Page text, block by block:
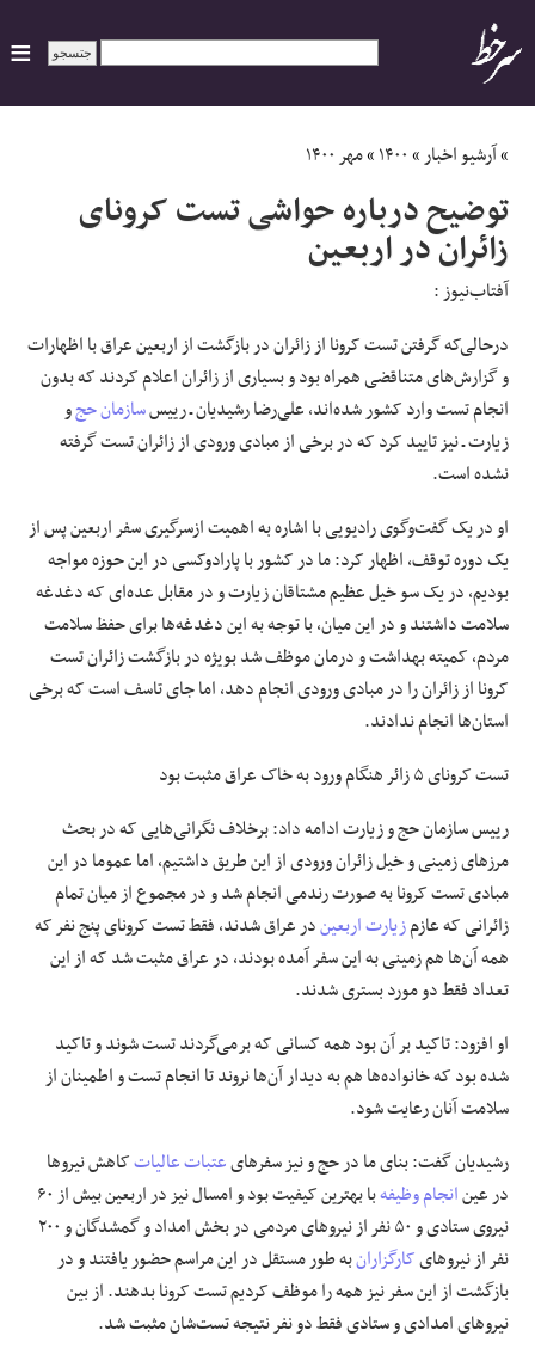
ایران
سیاسی
اقتصاد
ورزشی
جهان
اجتماعی
حوادث
علوم و فن آوری
فرهنگی و هنری
مقالات
»آرشیو اخبار»۱۴۰۰»مهر ۱۴۰۰
توضیح درباره حواشی تست کرونای
زائران در اربعین
آفتاب‌‌نیوز :
درحالی‌که گرفتن تست کرونا از زائران در بازگشت از اربعین عراق با اظهارات
و گزارش‌های متناقضی همراه بود و بسیاری از زائران اعلام کردند که بدون
انجام تست وارد کشور شده‌اند، علی‌رضا رشیدیان ـ رییسسازمان حجو
زیارت ـ نیز تایید کرد که در برخی از مبادی ورودی از زائران تست گرفته
نشده است.
او در یک گفت‌وگوی رادیویی با اشاره به اهمیت ازسرگیری سفر اربعین پس از
یک دوره توقف، اظهار کرد: ما در کشور با پارادوکسی در این حوزه مواجه
بودیم، در یک سو خیل عظیم مشتاقان زیارت و در مقابل عده‌ای که دغدغه
سلامت داشتند و در این میان، با توجه به این دغدغه‌ها برای حفظ سلامت
مردم، کمیته بهداشت و درمان موظف شد بویژه در بازگشت زائران تست
کرونا از زائران را در مبادی ورودی انجام دهد، اما جای تاسف است که برخی
استان‌ها انجام ندادند.
تست کرونای ۵ زائر هنگام ورود به خاک عراق مثبت بود
رییس سازمان حج و زیارت ادامه داد: برخلاف نگرانی‌هایی که در بحث
مرزهای زمینی و خیل زائران ورودی از این طریق داشتیم، اما عموما در این
مبادی تست کرونا به صورت رندمی انجام شد و در مجموع از میان تمام
زائرانی که عازمزیارت اربعیندر عراق شدند، فقط تست کرونای پنج نفر که
همه آن‌ها هم زمینی به این سفر آمده بودند، در عراق مثبت شد که از این
تعداد فقط دو مورد بستری شدند.
او افزود: تاکید بر آن بود همه کسانی که برمی‌گردند تست شوند و تاکید
شده بود که خانواده‌ها هم به دیدار آن‌ها نروند تا انجام تست و اطمینان از
سلامت آنان رعایت شود.
رشیدیان گفت: بنای ما در حج و نیز سفرهایعتبات عالیاتکاهش نیروها
در عینانجام وظیفه
با بهترین کیفیت بود و امسال نیز در اربعین بیش از ۶۰
نیروی ستادی و ۵۰ نفر از نیروهای مردمی در بخش امداد و گمشدگان و ۲۰۰
نفر از نیروهایکارگزارانبه طور مستقل در این مراسم حضور یافتند و در
بازگشت از این سفر نیز همه را موظف کردیم تست کرونا بدهند. از بین
نیروهای امدادی و ستادی فقط دو نفر نتیجه تست‌شان مثبت شد.